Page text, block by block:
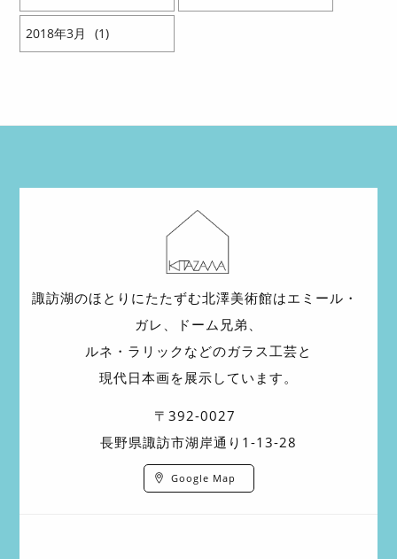
2018 3 1
諏訪湖のほとりにたたずむ北澤美術館はエミール・
ガレ、ドーム兄弟、
ルネ・ラリックなどのガラス工芸と
現代日本画を展示しています。
〒392-0027
長野県諏訪市湖岸通り1-13-28
Google Map